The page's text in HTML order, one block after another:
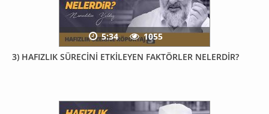
3) HAFIZLIK SÜRECİNİ ETKİLEYEN FAKTÖRLER NELERDİR?
5:34 1055